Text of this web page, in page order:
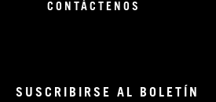
CONTÁCTENOS
SUSCRIBIRSE AL BOLETÍN